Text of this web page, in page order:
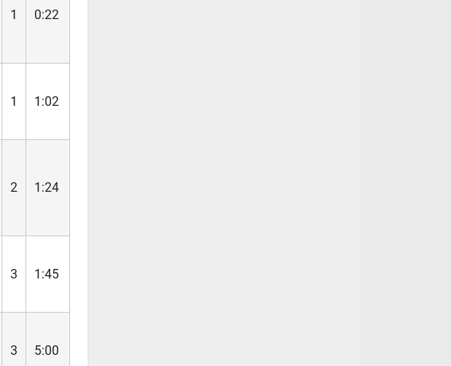
1
0:22
1
1:02
2
1:24
3 1:45
3 5:00